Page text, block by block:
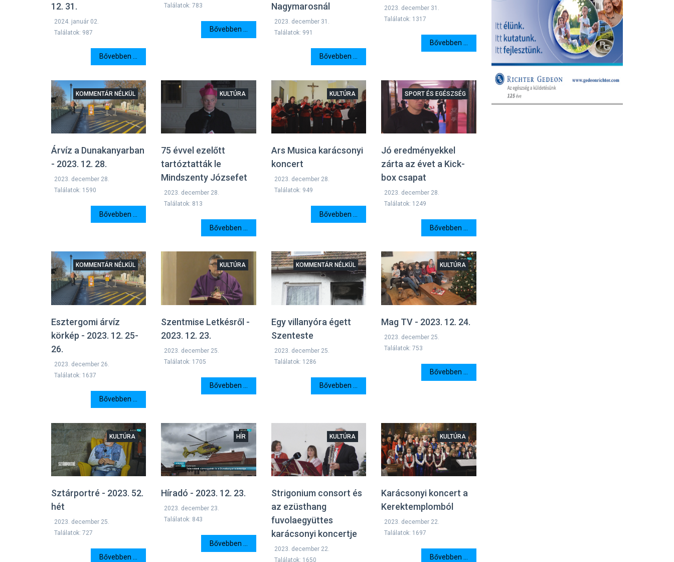
12. 31.
2024. január 02.
Találatok: 987
Bővebben ...
Találatok: 783
Bővebben ...
Nagymarosnál
2023. december 31.
Találatok: 991
Bővebben ...
2023. december 31.
Találatok: 1317
Bővebben ...
Árvíz a Dunakanyarban
- 2023. 12. 28.
KOMMENTÁR NÉLKÜL
2023. december 28.
Találatok: 1590
Bővebben ...
75 évvel ezelőtt
tartóztatták le
Mindszenty Józsefet
KULTÚRA
2023. december 28.
Találatok: 813
Bővebben ...
Ars Musica karácsonyi
koncert
KULTÚRA
2023. december 28.
Találatok: 949
Bővebben ...
Jó eredményekkel
zárta az évet a Kick-
box csapat
SPORT ÉS EGÉSZSÉG
2023. december 28.
Találatok: 1249
Bővebben ...
Esztergomi árvíz
körkép - 2023. 12. 25-
26.
KOMMENTÁR NÉLKÜL
2023. december 26.
Találatok: 1637
Bővebben ...
Szentmise Letkésről -
2023. 12. 23.
KULTÚRA
2023. december 25.
Találatok: 1705
Bővebben ...
Egy villanyóra égett
Szenteste
KOMMENTÁR NÉLKÜL
2023. december 25.
Találatok: 1286
Bővebben ...
Mag TV - 2023. 12. 24.
KULTÚRA
2023. december 25.
Találatok: 753
Bővebben ...
Sztárportré - 2023. 52.
hét
KULTÚRA
2023. december 25.
Találatok: 727
Bővebben ...
Híradó - 2023. 12. 23.
HÍR
2023. december 23.
Találatok: 843
Bővebben ...
Strigonium consort és
az ezüsthang
fuvolaegyüttes
karácsonyi koncertje
KULTÚRA
2023. december 22.
Találatok: 1650
Karácsonyi koncert a
Kerektemplomból
KULTÚRA
2023. december 22.
Találatok: 1697
Bővebben ...